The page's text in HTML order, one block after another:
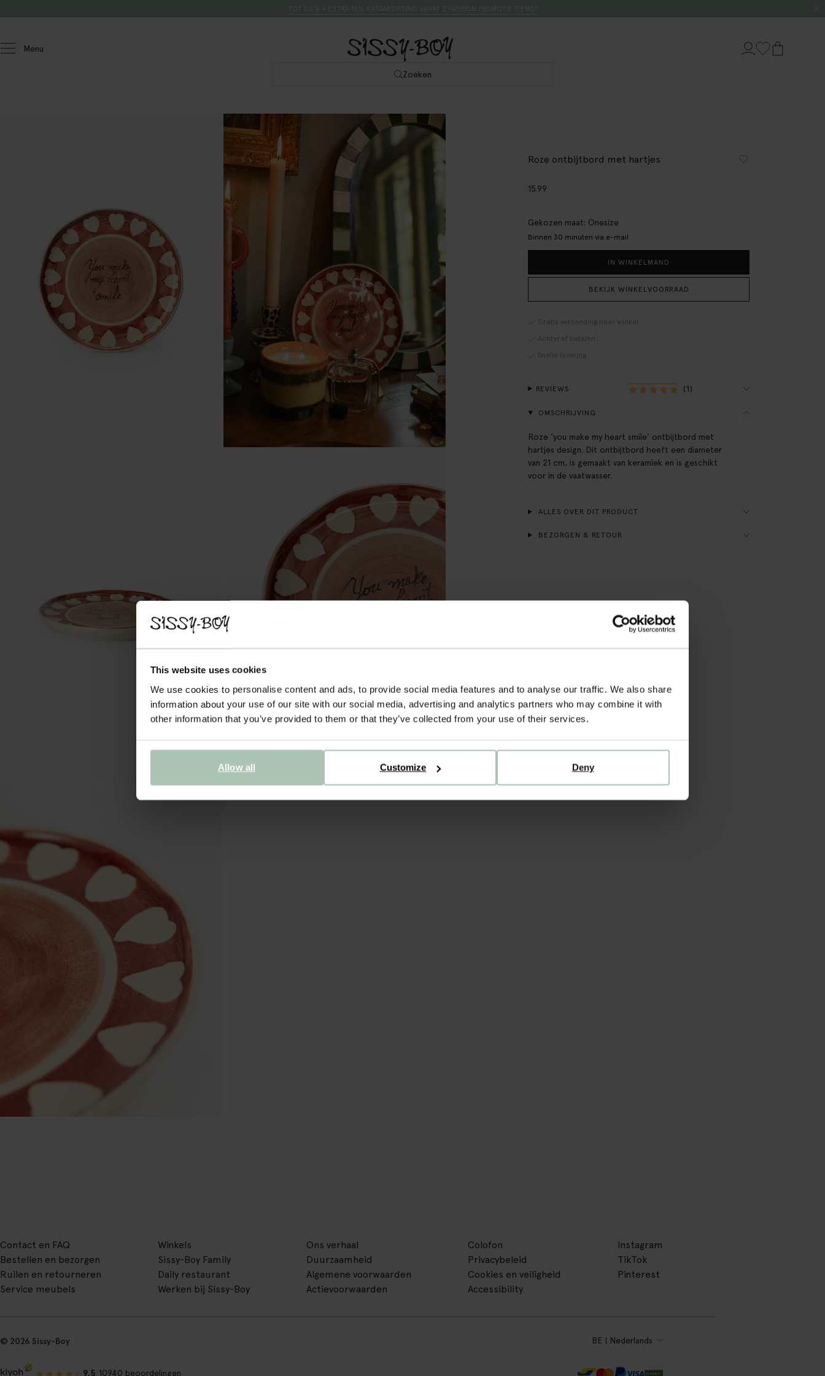
This website uses cookies
We use cookies to personalise content and ads, to provide social media features and to analyse our traffic. We also share
information about your use of our site with our social media, advertising and analytics partners who may combine it with
other information that you’ve provided to them or that they’ve collected from your use of their services.
Deny
Customize
Allow all
Menu
Zoeken
Roze ontbijtbord met hartjes
15.99
Gekozen maat: Onesize
Binnen 30 minuten via e-mail
IN WINKELMAND
BEKIJK WINKELVOORRAAD
Gratis verzending naar winkel
Achteraf betalen
Snelle levering
REVIEWS (1)
OMSCHRIJVING
Roze 'you make my heart smile' ontbijtbord met
hartjes design. Dit ontbijtbord heeft een diameter
van 21 cm, is gemaakt van keramiek en is geschikt
voor in de vaatwasser.
ALLES OVER DIT PRODUCT
BEZORGEN & RETOUR
Contact en FAQ
Bestellen en bezorgen
Ruilen en retourneren
Service meubels
Winkels
Sissy-Boy Family
Daily restaurant
Werken bij Sissy-Boy
Ons verhaal
Duurzaamheid
Algemene voorwaarden
Actievoorwaarden
Colofon
Privacybeleid
Cookies en veiligheid
Accessibility
Instagram
TikTok
Pinterest
BE | Nederlands
© 2026 Sissy-Boy
9.5 10940 beoordelingen